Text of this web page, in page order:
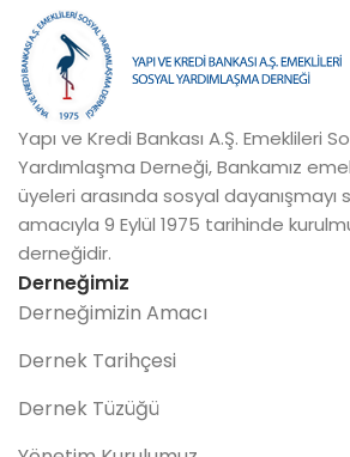
Yapı ve Kredi Bankası A.Ş. Emeklileri
Yardımlaşma Derneği, Bankamız
üyeleri arasında sosyal dayanışmayı
amacıyla 9 Eylül 1975 tarihinde
derneğidir.
Derneğimiz
Derneğimizin Amacı
Dernek Tarihçesi
Dernek Tüzüğü